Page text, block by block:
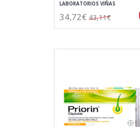
LABORATORIOS VIÑAS
34,72€ 43,11€